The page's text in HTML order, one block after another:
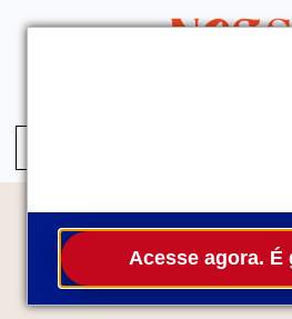
Acesse agora. É
Temas